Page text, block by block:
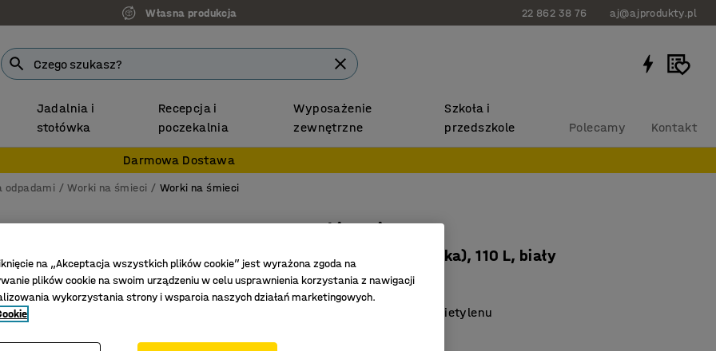
Własna produkcja 22 862 38 76 aj@ajprodukty.pl
Jadalnia i
stołówka
Recepcja i
poczekalnia
Wyposażenie
zewnętrzne
Szkoła i
przedszkole
Polecamy Kontakt
Darmowa Dostawa
odpadami Worki na śmieci Worki na śmieci
Worki sanitarne
15 rolek (10 sztuk/rolka), 110 L, biały
Nr art.:205213
Wykonane z grubego polietylenu
na „Akceptacja wszystkich plików cookie” jest wyrażona zgoda na
plików cookie na swoim urządzeniu w celu usprawnienia korzystania z nawigacji
wykorzystania strony i wsparcia naszych działań marketingowych.